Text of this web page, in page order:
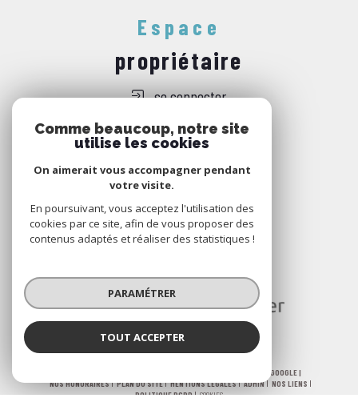
Espace
propriétaire
se connecter
Nous
adhérons
© 2026 | TOUS DROITS RÉSERVÉS | TRADUCTION POWERED BY GOOGLE |
NOS HONORAIRES
PLAN DU SITE MENTIONS LÉGALES ADMIN
NOS LIENS
POLITIQUE RGPD
COOKIES
Comme beaucoup, notre site
utilise les cookies
On aimerait vous accompagner pendant
votre visite.
En poursuivant, vous acceptez l'utilisation des
cookies par ce site, afin de vous proposer des
contenus adaptés et réaliser des statistiques !
PARAMÉTRER
TOUT ACCEPTER